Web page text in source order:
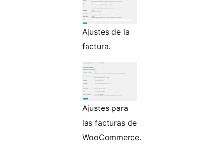
Ajustes de la
factura.
Ajustes para
las facturas de
WooCommerce.